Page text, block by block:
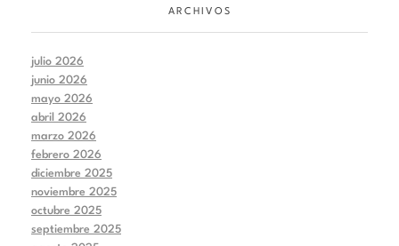
ARCHIVOS
julio 2026
junio 2026
mayo 2026
abril 2026
marzo 2026
febrero 2026
diciembre 2025
noviembre 2025
octubre 2025
septiembre 2025